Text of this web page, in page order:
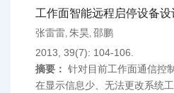
工作面智能远程启停设备设
张雷雷, 朱昊, 邵鹏
2013, 39(7): 104-106.
摘要： 针对目前工作面通信控
在显示信息少、无法更改系统